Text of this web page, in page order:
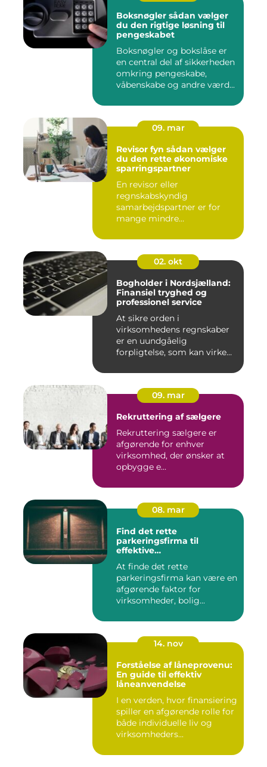
Boksnøgler sådan vælger
du den rigtige løsning til
pengeskabet
Boksnøgler og bokslåse er
en central del af sikkerheden
omkring pengeskabe,
våbenskabe og andre værd...
09. mar
Revisor fyn sådan vælger
du den rette økonomiske
sparringspartner
En revisor eller
regnskabskyndig
samarbejdspartner er for
mange mindre
ro...
02. okt
Bogholder i Nordsjælland:
Finansiel tryghed og
professionel service
At sikre orden i
virksomhedens regnskaber
er en uundgåelig
forpligtelse, som kan virke
09. mar
Rekruttering af sælgere
Rekruttering sælgere er
afgørende for enhver
virksomhed, der ønsker at
opbygge e...
08. mar
Find det rette
parkeringsfirma til
effektive
At finde det rette
parkeringsfirma kan være en
afgørende faktor for
virksomheder, bolig...
14. nov
Forståelse af låneprovenu:
En guide til effektiv
låneanvendelse
I en verden, hvor finansiering
spiller en afgørende rolle for
både individuelle liv og
virksomheders...